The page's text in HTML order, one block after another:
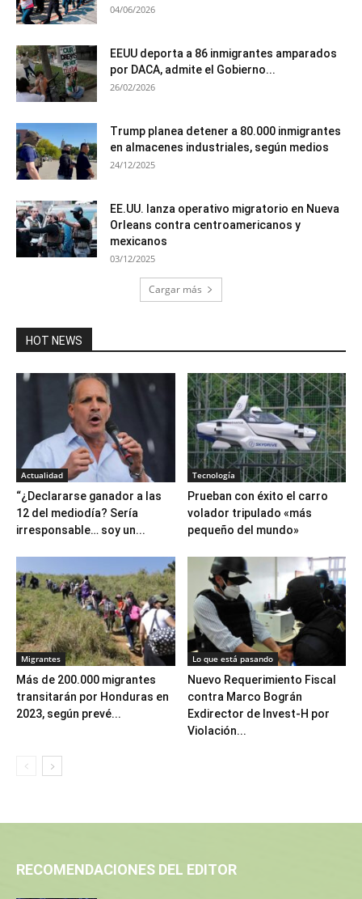
04/06/2026
EEUU deporta a 86 inmigrantes amparados
por DACA, admite el Gobierno...
26/02/2026
Trump planea detener a 80.000 inmigrantes
en almacenes industriales, según medios
24/12/2025
EE.UU. lanza operativo migratorio en Nueva
Orleans contra centroamericanos y
mexicanos
03/12/2025
Cargar más
HOT NEWS
Actualidad
“¿Declararse ganador a las
12 del mediodía? Sería
irresponsable… soy un...
Tecnología
Prueban con éxito el carro
volador tripulado «más
pequeño del mundo»
Migrantes
Más de 200.000 migrantes
transitarán por Honduras en
2023, según prevé...
Lo que está pasando
Nuevo Requerimiento Fiscal
contra Marco Bográn
Exdirector de Invest-H por
Violación...
RECOMENDACIONES DEL EDITOR